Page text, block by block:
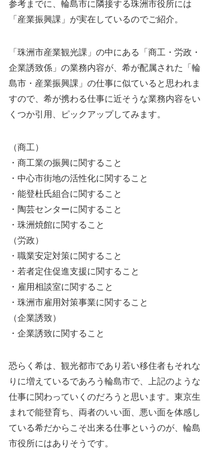
参考までに、輪島市に隣接する珠洲市役所には
「産業振興課」が実在しているのでご紹介。
「珠洲市産業観光課」の中にある「商工・労政・
企業誘致係」の業務内容が、希が配属された「輪
島市・産業振興課」の仕事に似ていると思われま
すので、希が携わる仕事に近そうな業務内容をい
くつか引用、ピックアップしてみます。
（商工）
・商工業の振興に関すること
・中心市街地の活性化に関すること
・能登杜氏組合に関すること
・陶芸センターに関すること
・珠洲焼館に関すること
（労政）
・職業安定対策に関すること
・若者定住促進支援に関すること
・雇用相談室に関すること
・珠洲市雇用対策事業に関すること
（企業誘致）
・企業誘致に関すること
恐らく希は、観光都市であり若い移住者もそれな
りに増えているであろう輪島市で、上記のような
仕事に関わっていくのだろうと思います。東京生
まれで能登育ち、両者のいい面、悪い面を体感し
ている希だからこそ出来る仕事というのが、輪島
市役所にはありそうです。